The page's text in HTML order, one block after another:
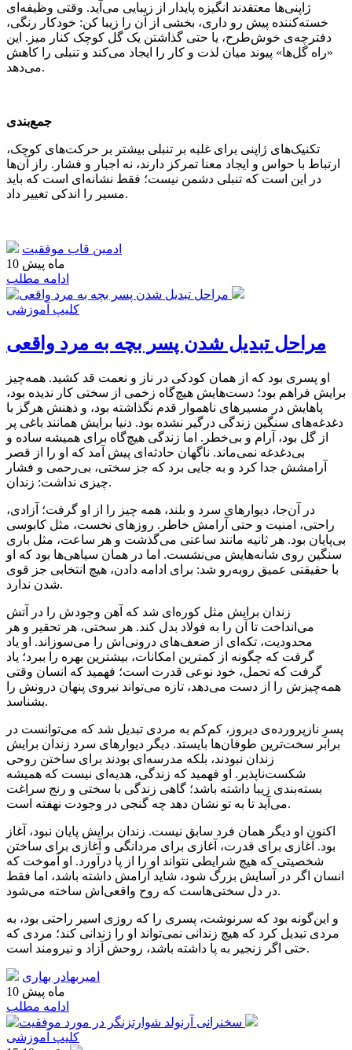
ژاپنی‌ها معتقدند انگیزه پایدار از زیبایی می‌آید. وقتی وظیفه‌ای
خسته‌کننده پیش رو داری، بخشی از آن را زیبا کن: خودکار رنگی،
دفترچه‌ی خوش‌طرح، یا حتی گذاشتن یک گل کوچک کنار میز. این
«راه گل‌ها» پیوند میان لذت و کار را ایجاد می‌کند و تنبلی را کاهش
می‌دهد.
جمع‌بندی
تکنیک‌های ژاپنی برای غلبه بر تنبلی بیشتر بر حرکت‌های کوچک،
ارتباط با حواس و ایجاد معنا تمرکز دارند، نه اجبار و فشار. راز آن‌ها
در این است که تنبلی دشمن نیست؛ فقط نشانه‌ای است که باید
مسیر را اندکی تغییر داد.
ادمین قاب موفقیت
10 ماه پیش
ادامه مطلب
کلیپ آموزشی
مراحل تبدیل شدن پسر بچه به مرد واقعی
او پسری بود که از همان کودکی در ناز و نعمت قد کشید. همه‌چیز
برایش فراهم بود؛ دست‌هایش هیچ‌گاه زخمی از سختی کار ندیده بود،
پاهایش در مسیرهای ناهموار قدم نگذاشته بود، و ذهنش هرگز با
دغدغه‌های سنگین زندگی درگیر نشده بود. دنیا برایش همانند باغی پر
از گل بود، آرام و بی‌خطر. اما زندگی هیچ‌گاه برای همیشه ساده و
بی‌دغدغه نمی‌ماند. ناگهان حادثه‌ای پیش آمد که او را از قصر
آرامشش جدا کرد و به جایی برد که جز سختی، بی‌رحمی و فشار
چیزی نداشت: زندان.
در آن‌جا، دیوارهای سرد و بلند، همه چیز را از او گرفت؛ آزادی،
راحتی، امنیت و حتی آرامش خاطر. روزهای نخست، مثل کابوسی
بی‌پایان بود. هر ثانیه مانند ساعتی می‌گذشت و هر ساعت، مثل باری
سنگین روی شانه‌هایش می‌نشست. اما در همان سیاهی‌ها بود که او
با حقیقتی عمیق روبه‌رو شد: برای ادامه دادن، هیچ انتخابی جز قوی
شدن ندارد.
زندان برایش مثل کوره‌ای شد که آهن وجودش را در آتش
می‌انداخت تا آن را به فولاد بدل کند. هر سختی، هر تحقیر و هر
محدودیت، تکه‌ای از ضعف‌های درونی‌اش را می‌سوزاند. او یاد
گرفت که چگونه از کمترین امکانات، بیشترین بهره را ببرد؛ یاد
گرفت که تحمل، خود نوعی قدرت است؛ فهمید که انسان وقتی
همه‌چیزش را از دست می‌دهد، تازه می‌تواند نیروی پنهان درونش را
بشناسد.
پسرِ نازپرورده‌ی دیروز، کم‌کم به مردی تبدیل شد که می‌توانست در
برابر سخت‌ترین طوفان‌ها بایستد. دیگر دیوارهای سرد زندان برایش
زندان نبودند، بلکه مدرسه‌ای بودند برای ساختن روحی
شکست‌ناپذیر. او فهمید که زندگی، هدیه‌ای نیست که همیشه
بسته‌بندی زیبا داشته باشد؛ گاهی زندگی با سختی و رنج سراغت
می‌آید تا به تو نشان دهد چه گنجی در وجودت نهفته است.
اکنون او دیگر همان فرد سابق نیست. زندان برایش پایان نبود، آغاز
بود. آغازی برای قدرت، آغازی برای مردانگی و آغازی برای ساختن
شخصیتی که هیچ شرایطی نتواند او را از پا درآورد. او آموخت که
انسان اگر در آسایش بزرگ شود، شاید آرامش داشته باشد، اما فقط
در دل سختی‌هاست که روح واقعی‌اش ساخته می‌شود.
و این‌گونه بود که سرنوشت، پسری را که روزی اسیر راحتی بود، به
مردی تبدیل کرد که هیچ زندانی نمی‌تواند او را زندانی کند؛ مردی که
حتی اگر زنجیر به پا داشته باشد، روحش آزاد و نیرومند است.
امیربهادر بهاری
10 ماه پیش
ادامه مطلب
کلیپ آموزشی